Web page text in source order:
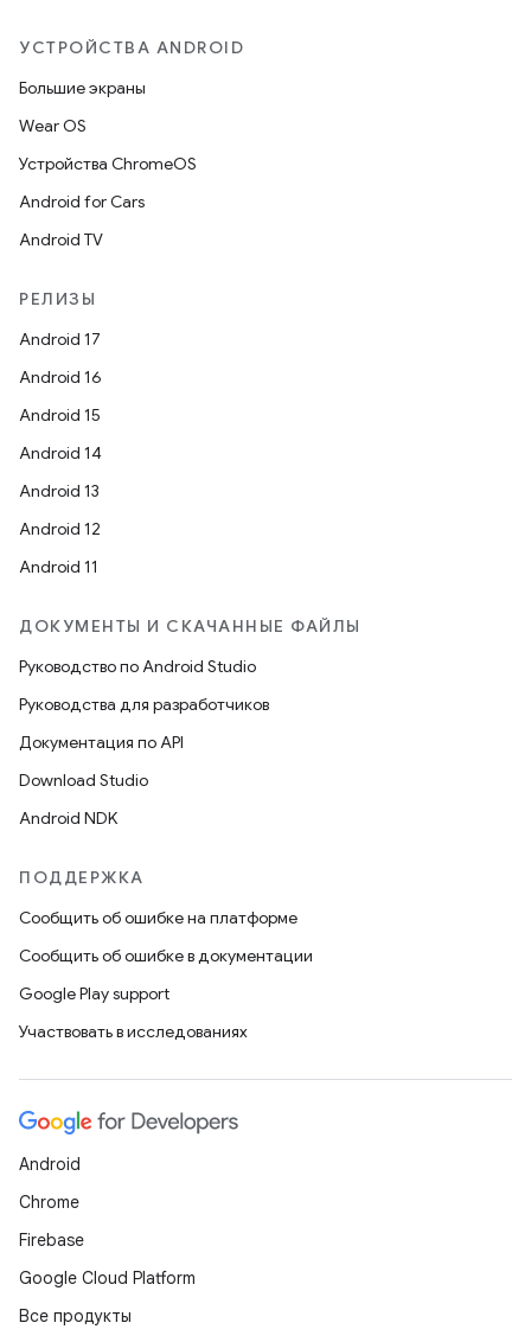
УСТРОЙСТВА ANDROID
Большие экраны
Wear OS
Устройства ChromeOS
Android for Cars
Android TV
РЕЛИЗЫ
Android 17
Android 16
Android 15
Android 14
Android 13
Android 12
Android 11
ДОКУМЕНТЫ И СКАЧАННЫЕ ФАЙЛЫ
Руководство по Android Studio
Руководства для разработчиков
Документация по API
Download Studio
Android NDK
ПОДДЕРЖКА
Сообщить об ошибке на платформе
Сообщить об ошибке в документации
Google Play support
Участвовать в исследованиях
Android
Chrome
Firebase
Google Cloud Platform
Все продукты